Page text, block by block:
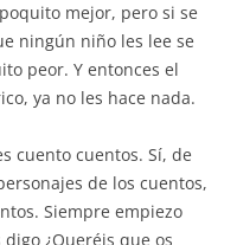
mejor, pero si se
ningún niño les lee se
peor. Y entonces el
ya no les hace nada.
cuento cuentos. Sí, de
de los cuentos,
Siempre empiezo
¿Queréis que os